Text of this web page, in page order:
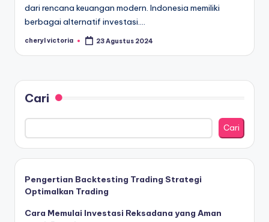
dari rencana keuangan modern. Indonesia memiliki
berbagai alternatif investasi.…
Posted
cheryl victoria 23 Agustus 2024
Cari
Cari
Pengertian Backtesting Trading Strategi
Optimalkan Trading
Cara Memulai Investasi Reksadana yang Aman